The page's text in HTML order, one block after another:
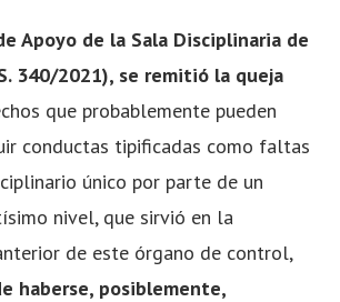
Apoyo de la Sala Disciplinaria de
340/2021), se remitió la queja
que probablemente pueden
conductas tipificadas como faltas
único por parte de un
nivel, que sirvió en la
de este órgano de control,
haberse, posiblemente,